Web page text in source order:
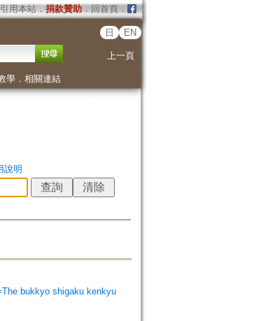
引用本站． 捐款贊助．回首頁．
日 EN
上一頁
學． 相關連結
說明
bukkyo shigaku kenkyu